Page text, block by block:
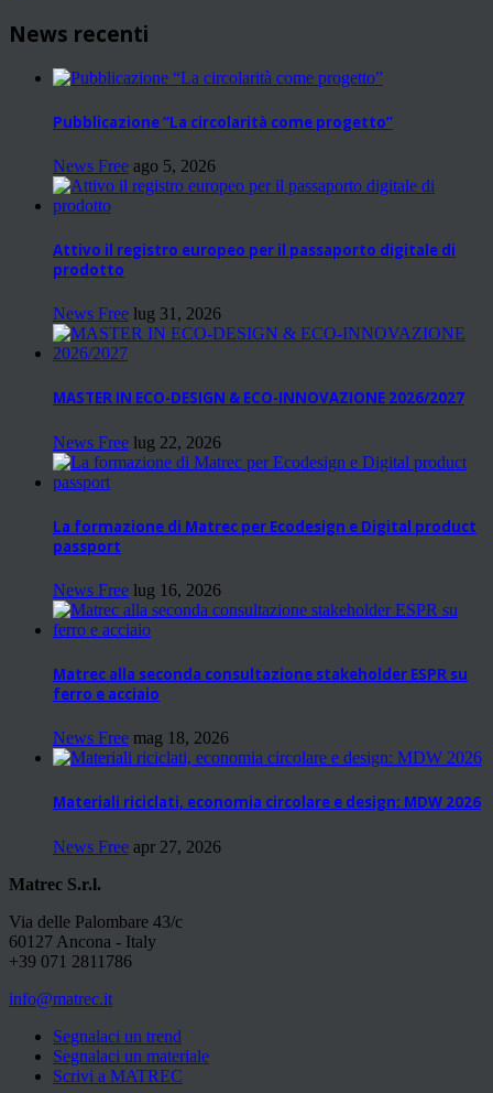
News recenti
Pubblicazione “La circolarità come progetto”
News Free ago 5, 2026
Attivo il registro europeo per il passaporto digitale di
prodotto
News Free lug 31, 2026
MASTER IN ECO-DESIGN & ECO-INNOVAZIONE 2026/2027
News Free lug 22, 2026
La formazione di Matrec per Ecodesign e Digital product
passport
News Free lug 16, 2026
Matrec alla seconda consultazione stakeholder ESPR su
ferro e acciaio
News Free mag 18, 2026
Materiali riciclati, economia circolare e design: MDW 2026
News Free apr 27, 2026
Matrec S.r.l.
Via delle Palombare 43/c
60127 Ancona - Italy
+39 071 2811786
info@matrec.it
Segnalaci un trend
Segnalaci un materiale
Scrivi a MATREC